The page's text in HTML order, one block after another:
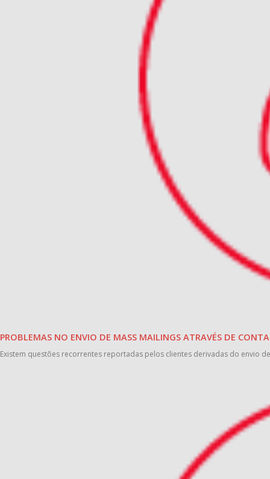
PROBLEMAS NO ENVIO DE MASS MAILINGS ATRAVÉS DE
Existem questões recorrentes reportadas pelos clientes derivadas do envio